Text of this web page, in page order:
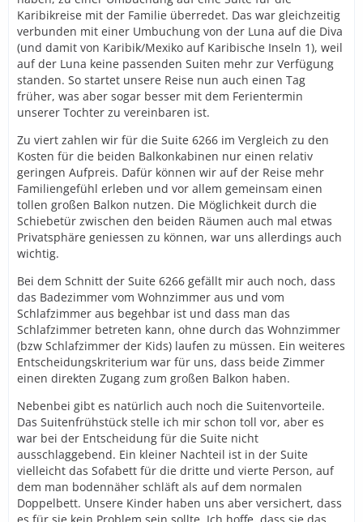
Karibikreise mit der Familie überredet. Das war gleichzeitig
verbunden mit einer Umbuchung von der Luna auf die Diva
(und damit von Karibik/Mexiko auf Karibische Inseln 1), weil
auf der Luna keine passenden Suiten mehr zur Verfügung
standen. So startet unsere Reise nun auch einen Tag
früher, was aber sogar besser mit dem Ferientermin
unserer Tochter zu vereinbaren ist.
Zu viert zahlen wir für die Suite 6266 im Vergleich zu den
Kosten für die beiden Balkonkabinen nur einen relativ
geringen Aufpreis. Dafür können wir auf der Reise mehr
Familiengefühl erleben und vor allem gemeinsam einen
tollen großen Balkon nutzen. Die Möglichkeit durch die
Schiebetür zwischen den beiden Räumen auch mal etwas
Privatsphäre geniessen zu können, war uns allerdings auch
wichtig.
Bei dem Schnitt der Suite 6266 gefällt mir auch noch, dass
das Badezimmer vom Wohnzimmer aus und vom
Schlafzimmer aus begehbar ist und dass man das
Schlafzimmer betreten kann, ohne durch das Wohnzimmer
(bzw Schlafzimmer der Kids) laufen zu müssen. Ein weiteres
Entscheidungskriterium war für uns, dass beide Zimmer
einen direkten Zugang zum großen Balkon haben.
Nebenbei gibt es natürlich auch noch die Suitenvorteile.
Das Suitenfrühstück stelle ich mir schon toll vor, aber es
war bei der Entscheidung für die Suite nicht
ausschlaggebend. Ein kleiner Nachteil ist in der Suite
vielleicht das Sofabett für die dritte und vierte Person, auf
dem man bodennäher schläft als auf dem normalen
Doppelbett. Unsere Kinder haben uns aber versichert, dass
es für sie kein Problem sein sollte. Ich hoffe, dass sie das